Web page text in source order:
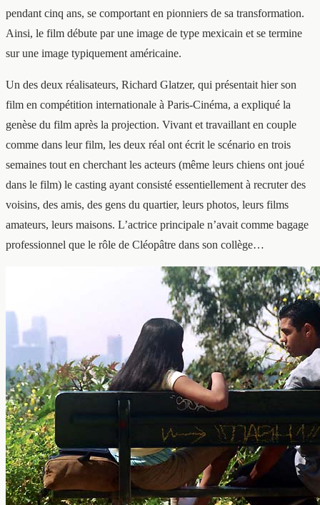
pendant cinq ans, se comportant en pionniers de sa transformation.
Ainsi, le film débute par une image de type mexicain et se termine
sur une image typiquement américaine.
Un des deux réalisateurs, Richard Glatzer, qui présentait hier son
film en compétition internationale à Paris-Cinéma, a expliqué la
genèse du film après la projection. Vivant et travaillant en couple
comme dans leur film, les deux réal ont écrit le scénario en trois
semaines tout en cherchant les acteurs (même leurs chiens ont joué
dans le film) le casting ayant consisté essentiellement à recruter des
voisins, des amis, des gens du quartier, leurs photos, leurs films
amateurs, leurs maisons. L’actrice principale n’avait comme bagage
professionnel que le rôle de Cléopâtre dans son collège…